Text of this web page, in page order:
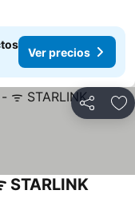
Ver precios
Compartir
STARLINKVer